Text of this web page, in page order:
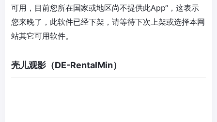
可用，目前您所在国家或地区尚不提供此App“，这表示
您来晚了，此软件已经下架，请等待下次上架或选择本网
站其它可用软件。
壳儿观影（DE-RentalMin）